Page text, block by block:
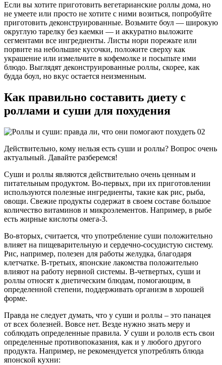
Если вы хотите приготовить вегетарианские роллы дома, но
не умеете или просто не хотите с ними возиться, попробуйте
приготовить деконструированные. Возьмите боул — широкую
округлую тарелку без каемки — и аккуратно выложите
сегментами все ингредиенты. Листы нори порежьте или
порвите на небольшие кусочки, положите сверху как
украшение или измельчите в кофемолке и посыпьте ими
блюдо. Выглядят деконструированные роллы, скорее, как
будда боул, но вкус остается неизменным.
Как правильно составить диету с
роллами и суши для похудения
Действительно, кому нельзя есть суши и роллы? Вопрос очень
актуальный. Давайте разберемся!
Суши и роллы являются действительно очень ценным и
питательным продуктом. Во-первых, при их приготовлении
используются полезные ингредиенты, такие как рис, рыба,
овощи. Свежие продукты содержат в своем составе большое
количество витаминов и микроэлементов. Например, в рыбе
есть жирные кислоты омега-3.
Во-вторых, считается, что употребление суши положительно
влияет на пищеварительную и сердечно-сосудистую систему.
Рис, например, полезен для работы желудка, благодаря
клетчатке. В-третьих, японские лакомства положительно
влияют на работу нервной системы. В-четвертых, суши и
роллы относят к диетическим блюдам, помогающим, в
определенной степени, поддерживать организм в хорошей
форме.
Правда не следует думать, что у суши и роллы – это панацея
от всех болезней. Вовсе нет. Везде нужно знать меру и
соблюдать определенные правила. У суши и рололв есть свои
определенные противопоказания, как и у любого другого
продукта. Например, не рекомендуется употреблять блюда
японской кухни: